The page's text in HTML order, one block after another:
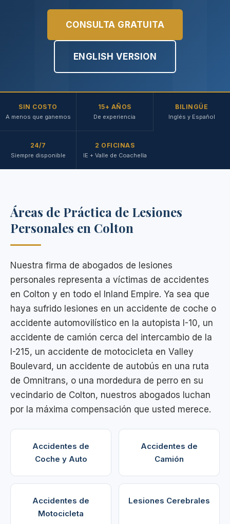
CONSULTA GRATUITA
ENGLISH VERSION
SIN COSTO
A menos que ganemos
15+ AÑOS
De experiencia
BILINGÜE
Inglés y Español
24/7
Siempre disponible
2 OFICINAS
IE + Valle de Coachella
Áreas de Práctica de Lesiones
Personales en Colton
Nuestra firma de abogados de lesiones
personales representa a víctimas de accidentes
en Colton y en todo el Inland Empire. Ya sea que
haya sufrido lesiones en un accidente de coche o
accidente automovilístico en la autopista I-10, un
accidente de camión cerca del intercambio de la
I-215, un accidente de motocicleta en Valley
Boulevard, un accidente de autobús en una ruta
de Omnitrans, o una mordedura de perro en su
vecindario de Colton, nuestros abogados luchan
por la máxima compensación que usted merece.
Accidentes de
Coche y Auto
Accidentes de
Camión
Accidentes de
Motocicleta
Lesiones Cerebrales